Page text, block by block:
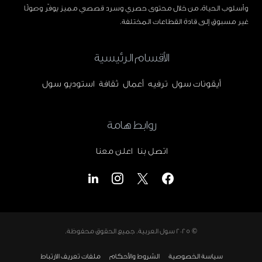
وأسلوب الحياة، من خلال محتوى حصري وسرد قصصي مميز يوفّر وصولًا
غير مسبوق إلى قادة القطاعات المختلفة.
الأقسام الرئيسية
أيقونات سول ترفيه أعمال ثقافة استوديو سول
روابط هامة
اتصل بنا اعلن معنا
© 2025 سول العربية. جميع الحقوق محفوظة.
سياسة الخصوصية الشروط والأحكام ملفات تعريف الارتباط